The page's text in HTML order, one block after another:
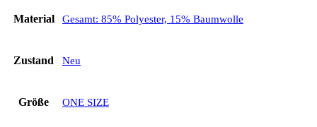
Material Gesamt: 85% Polyester, 15% Baumwolle
Zustand Neu
Größe ONE SIZE